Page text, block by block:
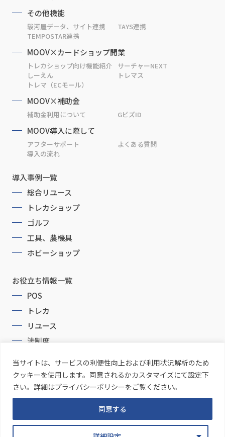
当サイトは、サービスの利便性向上および利用状況解析のため
クッキーを使用します。同意されるかカスタマイズにて設定下
さい。詳細はプライバシーポリシーをご覧ください。
同意する
その他機能
駿河屋データ、サイト連携
TAYS連携
TEMPOSTAR連携
MOOV×カードショップ開業
トレカショップ向け機能紹介
サーチャーNEXT
しーえん
トレマス
トレマ（ECモール）
MOOV×補助金
補助金利用について GビズID
MOOV導入に際して
アフターサポート
よくある質問
導入の流れ
導入事例一覧
総合リユース
トレカショップ
ゴルフ
工具、農機具
ホビーショップ
お役立ち情報一覧
POS
トレカ
リユース
法制度